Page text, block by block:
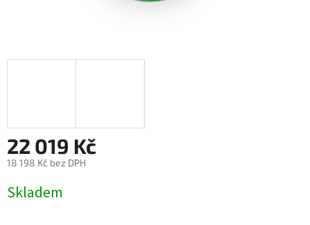
22 019 Kč
18 198 Kč bez DPH
cena:
Skladem